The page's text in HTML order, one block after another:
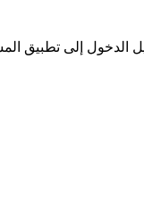
الدخول إلى